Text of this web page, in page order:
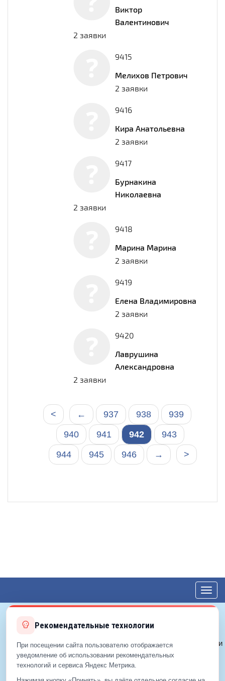
Виктор
Валентинович
2 заявки
9415
Мелихов Петрович
2 заявки
9416
Кира Анатольевна
2 заявки
9417
Бурнакина
Николаевна
2 заявки
9418
Марина Марина
2 заявки
9419
Елена Владимировна
2 заявки
9420
Лаврушина
Александровна
2 заявки
←
< 937 938
939
940
941 942
943
944
945 946 >
→
© 2012—2026 ЕДС-Королёв
Политика конфиденциальности
Политика cookie
Согласие на обработку ПДн
Рекомендательные технологии
При посещении сайта пользователю отображается
уведомление об использовании рекомендательных
технологий и сервиса Яндекс Метрика.